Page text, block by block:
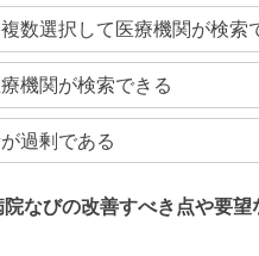
数選択して医療機関が検索
機関が検索できる
過剰である
なびの改善すべき点や要